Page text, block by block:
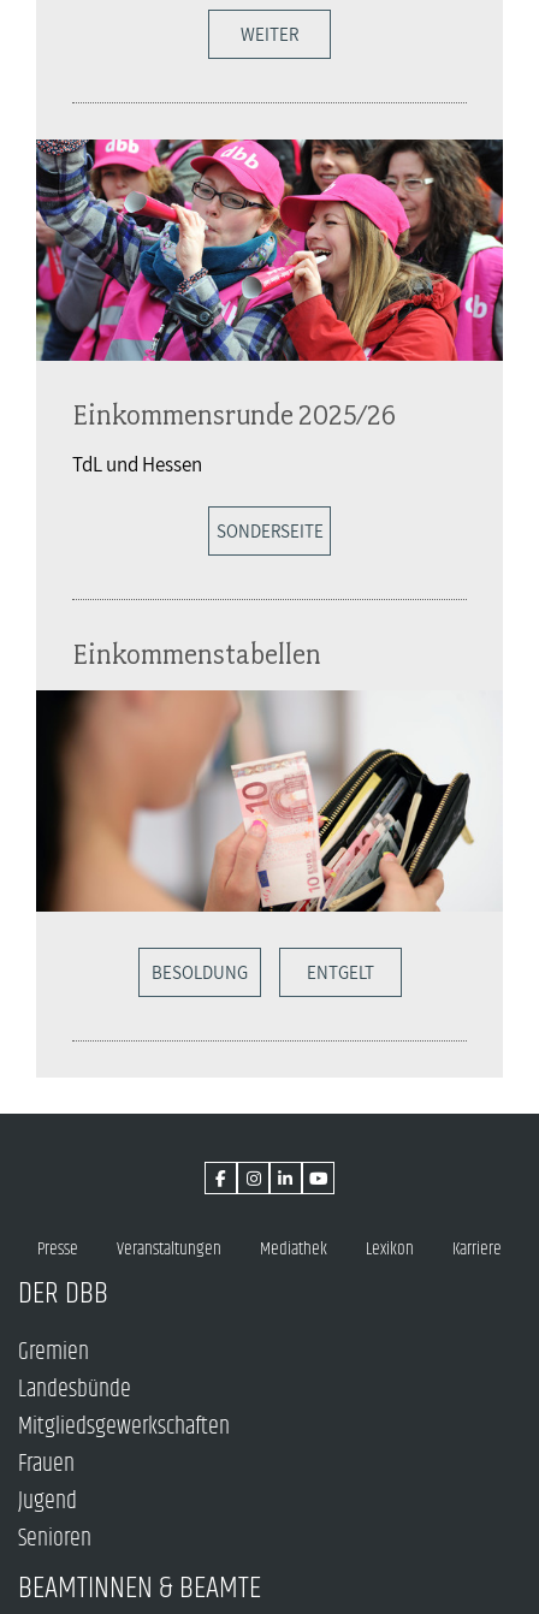
WEITER
Einkommensrunde 2025/26
TdL und Hessen
SONDERSEITE
Einkommenstabellen
BESOLDUNG ENTGELT
Presse Veranstaltungen Mediathek Lexikon Karriere
DER DBB
Gremien
Landesbünde
Mitgliedsgewerkschaften
Frauen
Jugend
Senioren
BEAMTINNEN & BEAMTE